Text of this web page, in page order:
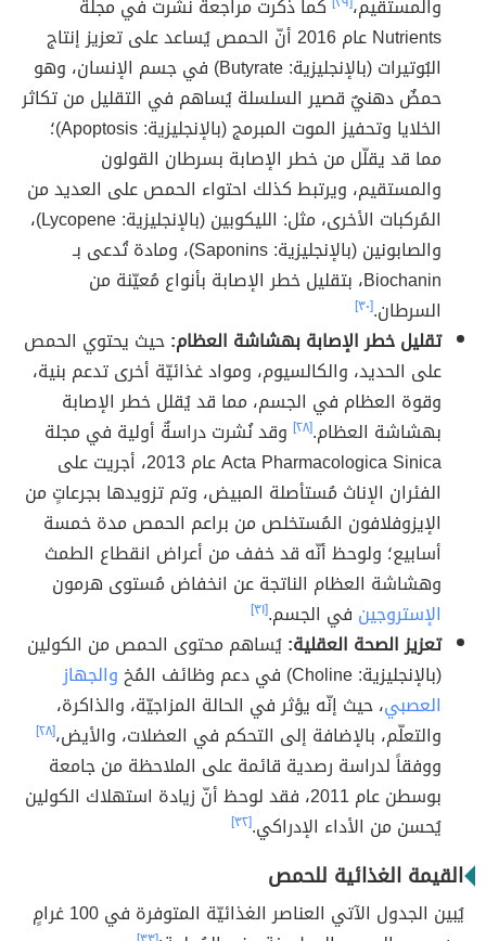
والمستقيم،
كما ذكرت مراجعة نشرت في مجلة
Nutrients عام 2016 أنّ الحمص يُساعد على تعزيز إنتاج
البُوتيرات (بالإنجليزية: Butyrate) في جسم الإنسان، وهو
حمضٌ دهنيٌ قصير السلسلة يُساهم في التقليل من تكاثر
الخلايا وتحفيز الموت المبرمج (بالإنجليزية: Apoptosis)؛
مما قد يقلّل من خطر الإصابة بسرطان القولون
والمستقيم، ويرتبط كذلك احتواء الحمص على العديد من
المُركبات الأخرى، مثل: الليكوبين (بالإنجليزية: Lycopene)،
والصابونين (بالإنجليزية: Saponins)، ومادة تُدعى بـ
Biochanin، بتقليل خطر الإصابة بأنواع مُعيّنة من
السرطان.[٣٠]
تقليل خطر الإصابة بهشاشة العظام:حيث يحتوي الحمص
على الحديد، والكالسيوم، ومواد غذائيّة أخرى تدعم بنية،
وقوة العظام في الجسم، مما قد يُقلل خطر الإصابة
بهشاشة العظام.[٢٨]
وقد نُشرت دراسةٌ أولية في مجلة
Acta Pharmacologica Sinica عام 2013، أجريت على
الفئران الإناث مُستأصلة المبيض، وتم تزويدها بجرعاتٍ من
الإيزوفلافون المُستخلص من براعم الحمص مدة خمسة
أسابيع؛ ولوحظ أنّه قد خفف من أعراض انقطاع الطمث
وهشاشة العظام الناتجة عن انخفاض مُستوى هرمون
الإستروجين في الجسم.[٣١]
تعزيز الصحة العقلية:يُساهم محتوى الحمص من الكولين
(بالإنجليزية: Choline) في دعم وظائف المُخ
والجهاز
العصبي، حيث إنّه يؤثر في الحالة المزاجيّة، والذاكرة،
والتعلّم، بالإضافة إلى التحكم في العضلات، والأيض،[٢٨]
ووفقاً لدراسة رصدية قائمة على الملاحظة من جامعة
بوسطن عام 2011، فقد لوحظ أنّ زيادة استهلاك الكولين
يُحسن من الأداء الإدراكي.[٣٢]
القيمة الغذائية للحمص
يُبين الجدول الآتي العناصر الغذائيّة المتوفرة في 100 غرامٍ